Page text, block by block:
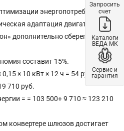
энергопотребления
адаптация двигателя
дополнительно сберегает 5%
составит 15%.
× 10 кВт × 12 ч = 54 руб.
710 руб.
= = 103 500+ 9 710 ≈ 123 210
конвертере шлюзов достигает
Запросить
счет
Каталоги
ВЕДА МК
Сервис и
гарантия